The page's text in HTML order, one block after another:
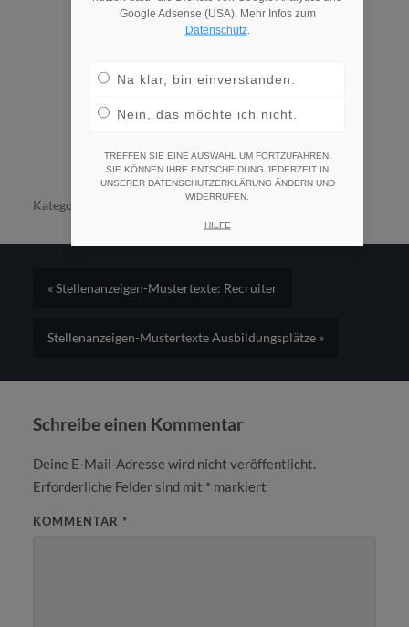
Kategorien:
« Stellenanzeigen-Mustertexte: Recruiter
Stellenanzeigen-Mustertexte Ausbildungsplätze »
Schreibe einen Kommentar
Deine E-Mail-Adresse wird nicht veröffentlicht.
Erforderliche Felder sind mit * markiert
KOMMENTAR *
Google Adsense (USA). Mehr Infos zum
Datenschutz.
Na klar, bin einverstanden.
Nein, das möchte ich nicht.
TREFFEN SIE EINE AUSWAHL UM FORTZUFAHREN.
SIE KÖNNEN IHRE ENTSCHEIDUNG JEDERZEIT IN
UNSERER DATENSCHUTZERKLÄRUNG ÄNDERN UND
WIDERRUFEN.
HILFE